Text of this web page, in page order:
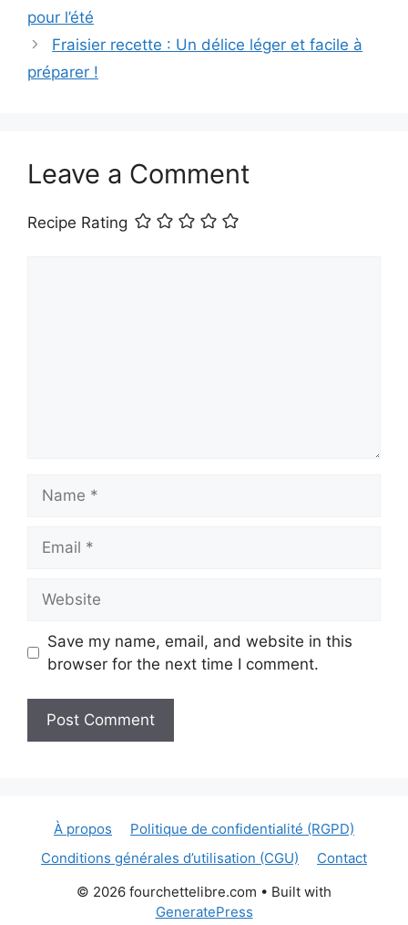
pour l’été
Fraisier recette : Un délice léger et facile à
préparer !
Leave a Comment
Recipe Rating
Save my name, email, and website in this
browser for the next time I comment.
À propos
Politique de confidentialité (RGPD)
Conditions générales d’utilisation (CGU)
Contact
© 2026 fourchettelibre.com • Built with
GeneratePress